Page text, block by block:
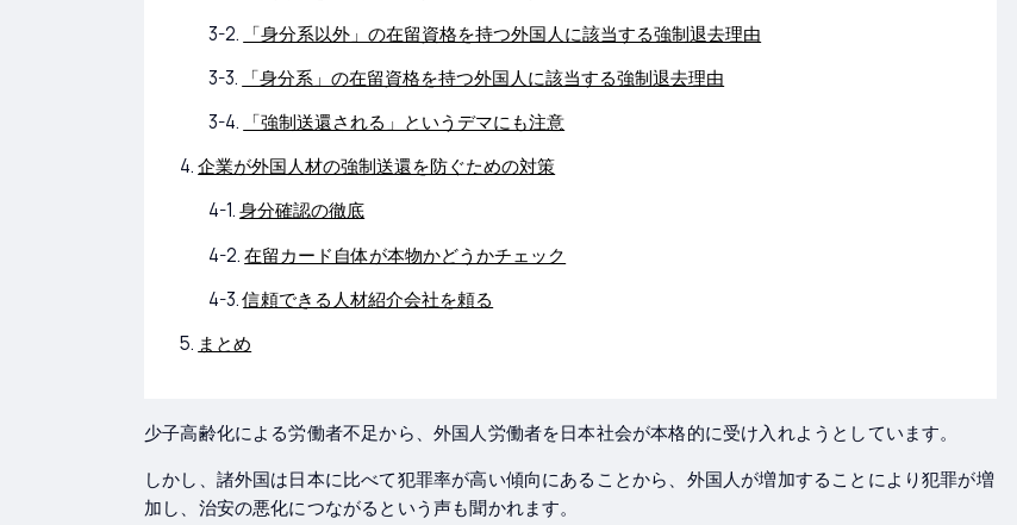
「身分系以外」の在留資格を持つ外国人に該当する強制退去理由
「身分系」の在留資格を持つ外国人に該当する強制退去理由
「強制送還される」というデマにも注意
企業が外国人材の強制送還を防ぐための対策
身分確認の徹底
在留カード自体が本物かどうかチェック
信頼できる人材紹介会社を頼る
まとめ
少子高齢化による労働者不足から、外国人労働者を日本社会が本格的に受け入れようとしています。
しかし、諸外国は日本に比べて犯罪率が高い傾向にあることから、外国人が増加することにより犯罪が増
加し、治安の悪化につながるという声も聞かれます。